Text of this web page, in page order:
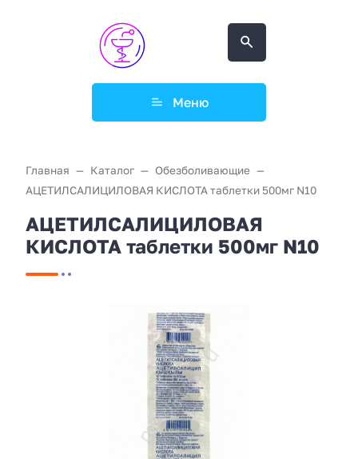
Меню
Главная Каталог
Обезболивающие
АЦЕТИЛСАЛИЦИЛОВАЯ КИСЛОТА таблетки 500мг N10
АЦЕТИЛСАЛИЦИЛОВАЯ
КИСЛОТА таблетки 500мг N10